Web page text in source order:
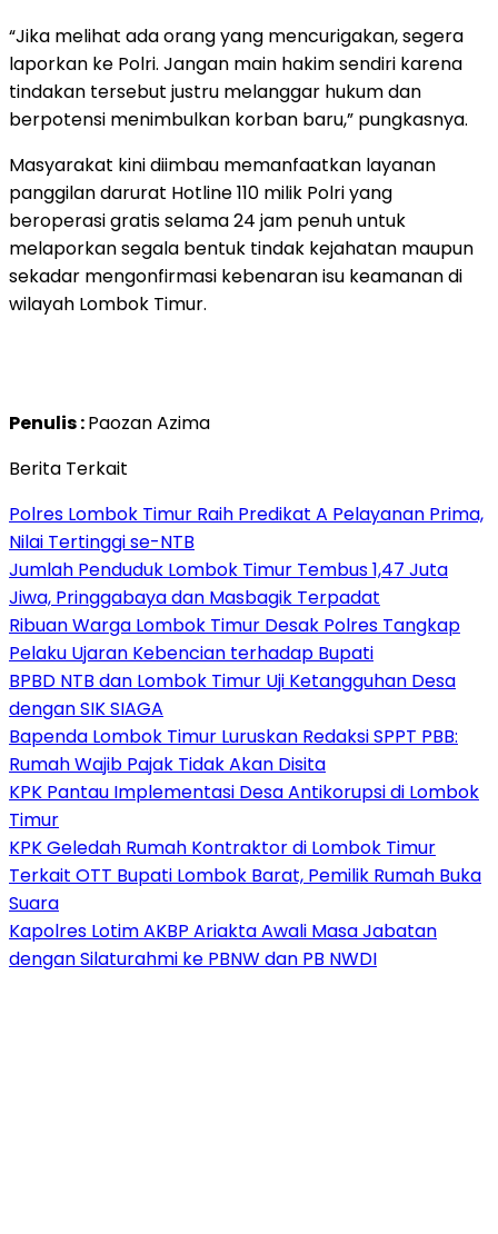
“Jika melihat ada orang yang mencurigakan, segera
laporkan ke Polri. Jangan main hakim sendiri karena
tindakan tersebut justru melanggar hukum dan
berpotensi menimbulkan korban baru,” pungkasnya.
Masyarakat kini diimbau memanfaatkan layanan
panggilan darurat Hotline 110 milik Polri yang
beroperasi gratis selama 24 jam penuh untuk
melaporkan segala bentuk tindak kejahatan maupun
sekadar mengonfirmasi kebenaran isu keamanan di
wilayah Lombok Timur.
Penulis :Paozan Azima
Berita Terkait
Polres Lombok Timur Raih Predikat A Pelayanan Prima,
Nilai Tertinggi se-NTB
Jumlah Penduduk Lombok Timur Tembus 1,47 Juta
Jiwa, Pringgabaya dan Masbagik Terpadat
Ribuan Warga Lombok Timur Desak Polres Tangkap
Pelaku Ujaran Kebencian terhadap Bupati
BPBD NTB dan Lombok Timur Uji Ketangguhan Desa
dengan SIK SIAGA
Bapenda Lombok Timur Luruskan Redaksi SPPT PBB:
Rumah Wajib Pajak Tidak Akan Disita
KPK Pantau Implementasi Desa Antikorupsi di Lombok
Timur
KPK Geledah Rumah Kontraktor di Lombok Timur
Terkait OTT Bupati Lombok Barat, Pemilik Rumah Buka
Suara
Kapolres Lotim AKBP Ariakta Awali Masa Jabatan
dengan Silaturahmi ke PBNW dan PB NWDI